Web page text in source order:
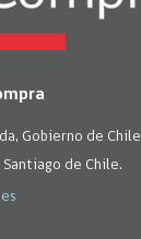
Gobierno de Chile
de Chile.